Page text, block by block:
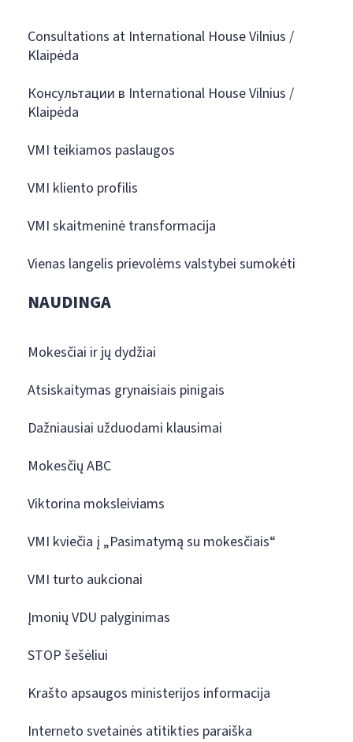
Consultations at International House Vilnius /
Klaipėda
Консультации в International House Vilnius /
Klaipėda
VMI teikiamos paslaugos
VMI kliento profilis
VMI skaitmeninė transformacija
Vienas langelis prievolėms valstybei sumokėti
NAUDINGA
Mokesčiai ir jų dydžiai
Atsiskaitymas grynaisiais pinigais
Dažniausiai užduodami klausimai
Mokesčių ABC
Viktorina moksleiviams
VMI kviečia į „Pasimatymą su mokesčiais“
VMI turto aukcionai
Įmonių VDU palyginimas
STOP šešėliui
Krašto apsaugos ministerijos informacija
Interneto svetainės atitikties paraiška